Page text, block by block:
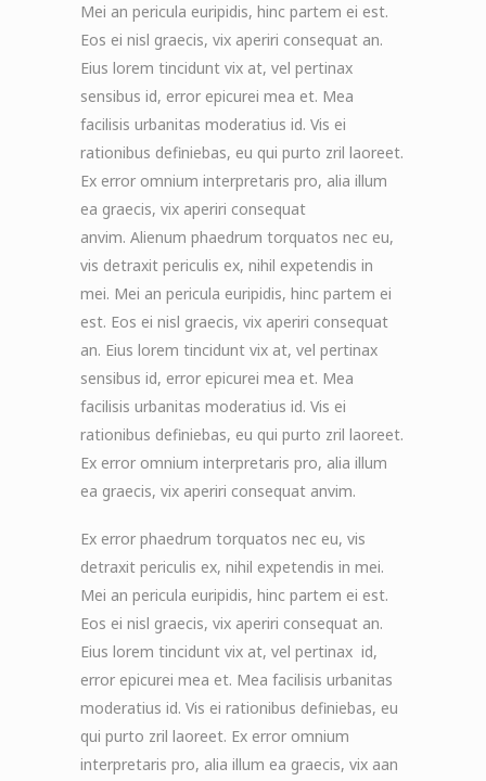
Mei an pericula euripidis, hinc partem ei est.
Eos ei nisl graecis, vix aperiri consequat an.
Eius lorem tincidunt vix at, vel pertinax
sensibus id, error epicurei mea et. Mea
facilisis urbanitas moderatius id. Vis ei
rationibus definiebas, eu qui purto zril laoreet.
Ex error omnium interpretaris pro, alia illum
ea graecis, vix aperiri consequat
anvim. Alienum phaedrum torquatos nec eu,
vis detraxit periculis ex, nihil expetendis in
mei. Mei an pericula euripidis, hinc partem ei
est. Eos ei nisl graecis, vix aperiri consequat
an. Eius lorem tincidunt vix at, vel pertinax
sensibus id, error epicurei mea et. Mea
facilisis urbanitas moderatius id. Vis ei
rationibus definiebas, eu qui purto zril laoreet.
Ex error omnium interpretaris pro, alia illum
ea graecis, vix aperiri consequat anvim.
Ex error phaedrum torquatos nec eu, vis
detraxit periculis ex, nihil expetendis in mei.
Mei an pericula euripidis, hinc partem ei est.
Eos ei nisl graecis, vix aperiri consequat an.
Eius lorem tincidunt vix at, vel pertinax id,
error epicurei mea et. Mea facilisis urbanitas
moderatius id. Vis ei rationibus definiebas, eu
qui purto zril laoreet. Ex error omnium
interpretaris pro, alia illum ea graecis, vix aan